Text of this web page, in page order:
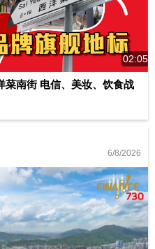
02:05
菜南街 电信、美妆、饮食战
6/8/2026